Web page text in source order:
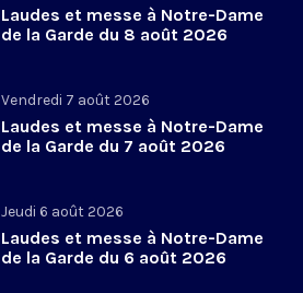
Laudes et messe à Notre-Dame
de la Garde du 8 août 2026
Vendredi 7 août 2026
Laudes et messe à Notre-Dame
de la Garde du 7 août 2026
Jeudi 6 août 2026
Laudes et messe à Notre-Dame
de la Garde du 6 août 2026